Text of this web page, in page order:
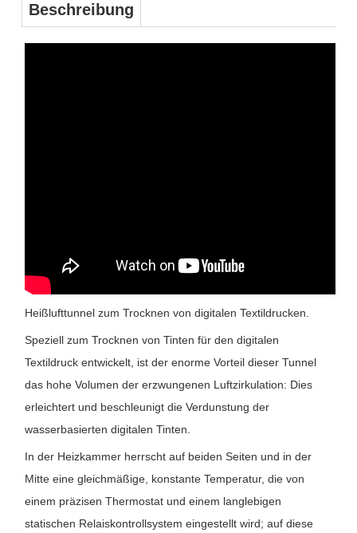
Beschreibung
Heißlufttunnel zum Trocknen von digitalen Textildrucken.
Speziell zum Trocknen von Tinten für den digitalen
Textildruck entwickelt, ist der enorme Vorteil dieser Tunnel
das hohe Volumen der erzwungenen Luftzirkulation: Dies
erleichtert und beschleunigt die Verdunstung der
wasserbasierten digitalen Tinten.
In der Heizkammer herrscht auf beiden Seiten und in der
Mitte eine gleichmäßige, konstante Temperatur, die von
einem präzisen Thermostat und einem langlebigen
statischen Relaiskontrollsystem eingestellt wird; auf diese